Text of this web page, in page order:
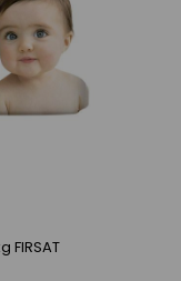
FIRSAT